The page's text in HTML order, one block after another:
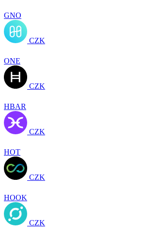
GNO
CZK
ONE
CZK
HBAR
CZK
HOT
CZK
HOOK
CZK